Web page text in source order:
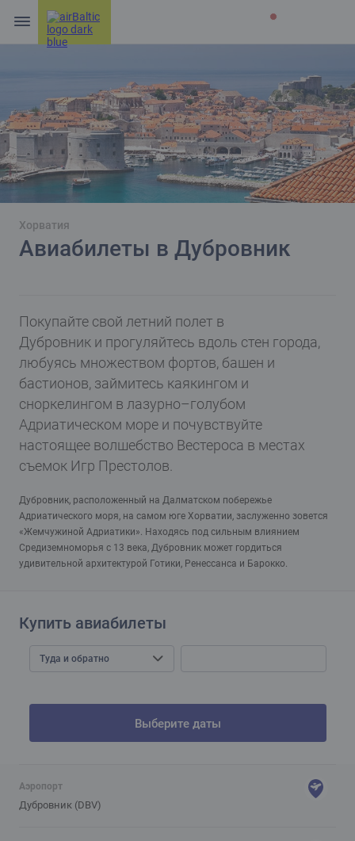
Хорватия
Авиабилеты в Дубровник
Покупайте свой летний полет в
Дубровник и прогуляйтесь вдоль стен города,
любуясь множеством фортов, башен и
бастионов, займитесь каякингом и
сноркелингом в лазурно–голубом
Адриатическом море и почувствуйте
настоящее волшебство Вестероса в местах
съемок Игр Престолов.
Дубровник, расположенный на Далматском побережье
Адриатического моря, на самом юге Хорватии, заслуженно зовется
«Жемчужиной Адриатики». Находясь под сильным влиянием
Средиземноморья с 13 века, Дубровник может гордиться
удивительной архитектурой Готики, Ренессанса и Барокко.
Аэропорт
Дубровник (DBV)
Купить авиабилеты
Туда и обратно
Выберите даты